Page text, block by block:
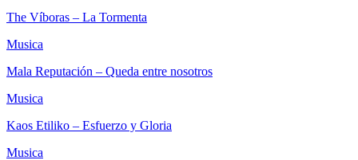
The Víboras – La Tormenta
Musica
Mala Reputación – Queda entre nosotros
Musica
Kaos Etiliko – Esfuerzo y Gloria
Musica